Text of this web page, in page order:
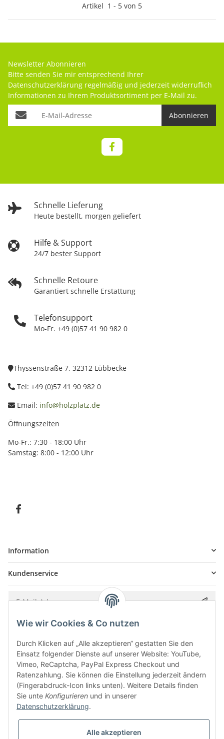
Artikel 1 - 5 von 5
Schnelle Lieferung
Heute bestellt, morgen geliefert
Hilfe & Support
24/7 bester Support
Schnelle Retoure
Garantiert schnelle Erstattung
Telefonsupport
Mo-Fr. +49 (0)57 41 90 982 0
Newsletter Abonnieren
Bitte senden Sie mir entsprechend Ihrer
Datenschutzerklärung regelmäßig und jederzeit widerruflich
Informationen zu Ihrem Produktsortiment per E-Mail zu.
Abonnieren
Thyssenstraße 7, 32312 Lübbecke
Tel: +49 (0)57 41 90 982 0
Email: info@holzplatz.de
Öffnungszeiten
Mo-Fr.: 7:30 - 18:00 Uhr
Samstag: 8:00 - 12:00 Uhr
Information
Kundenservice
Bitte senden Sie mir entsprechend IhrerDatenschutzerklärung
* Alle Preise inkl. gesetzlicher USt., zzgl.
Wie wir Cookies & Co nutzen
Durch Klicken auf „Alle akzeptieren“ gestatten Sie den
Einsatz folgender Dienste auf unserer Website: YouTube,
Vimeo, ReCaptcha, PayPal Express Checkout und
Ratenzahlung. Sie können die Einstellung jederzeit ändern
(Fingerabdruck-Icon links unten). Weitere Details finden
Sie unte Konfigurieren und in unserer
Datenschutzerklärung.
Alle akzeptieren